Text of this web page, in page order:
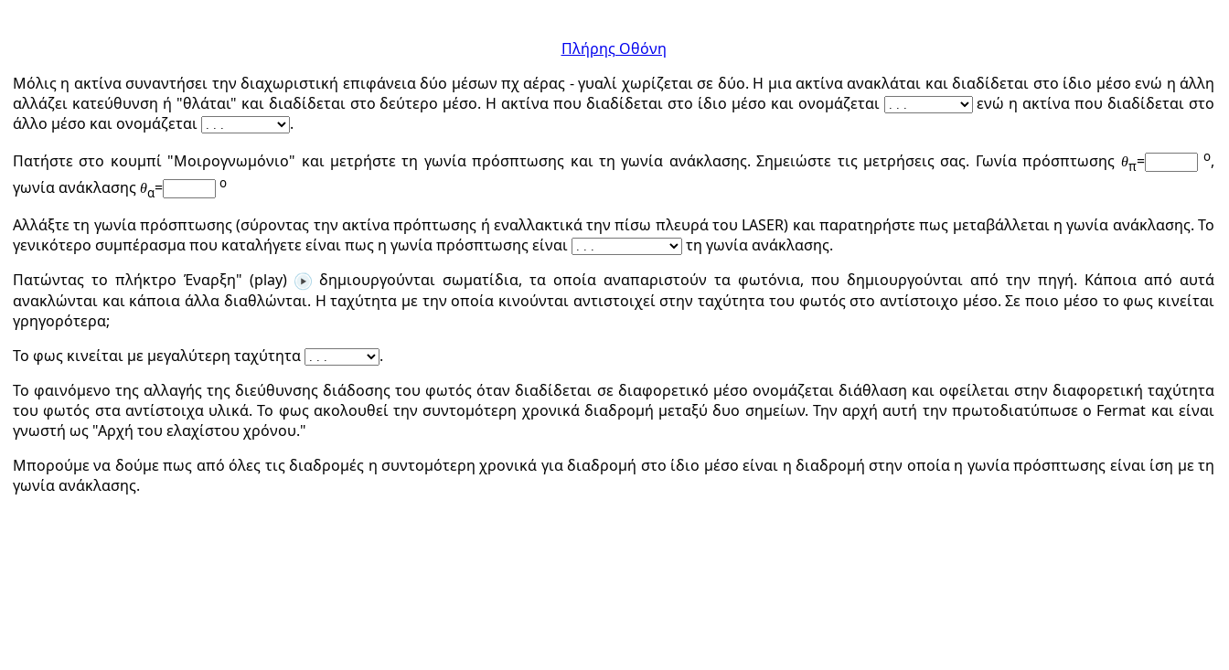
Πλήρης Οθόνη
Μόλις η ακτίνα συναντήσει την διαχωριστική επιφάνεια δύο μέσων πχ αέρας - γυαλί χωρίζεται σε δύο. Η μια ακτίνα ανακλάται και διαδίδεται στο ίδιο μέσο ενώ η άλλη
αλλάζει κατεύθυνση ή "θλάται" και διαδίδεται στο δεύτερο μέσο. Η ακτίνα που διαδίδεται στο ίδιο μέσο και ονομάζεται
ενώ η ακτίνα που διαδίδεται στο
άλλο μέσο και ονομάζεται
.
Πατήστε στο κουμπί "Μοιρογνωμόνιο" και μετρήστε τη γωνία πρόσπτωσης και τη γωνία ανάκλασης. Σημειώστε τις μετρήσεις σας. Γωνία πρόσπτωσης θπ= ο,
γωνία ανάκλασης θα= o
Αλλάξτε τη γωνία πρόσπτωσης (σύροντας την ακτίνα πρόπτωσης ή εναλλακτικά την πίσω πλευρά του LASER) και παρατηρήστε πως μεταβάλλεται η γωνία ανάκλασης. Το
γενικότερο συμπέρασμα που καταλήγετε είναι πως η γωνία πρόσπτωσης είναι
τη γωνία ανάκλασης.
Πατώντας το πλήκτρο Έναρξη" (play)
δημιουργούνται σωματίδια, τα οποία αναπαριστούν τα φωτόνια, που δημιουργούνται από την πηγή. Κάποια από αυτά
ανακλώνται και κάποια άλλα διαθλώνται. Η ταχύτητα με την οποία κινούνται αντιστοιχεί στην ταχύτητα του φωτός στο αντίστοιχο μέσο. Σε ποιο μέσο το φως κινείται
γρηγορότερα;
Το φως κινείται με μεγαλύτερη ταχύτητα
.
Το φαινόμενο της αλλαγής της διεύθυνσης διάδοσης του φωτός όταν διαδίδεται σε διαφορετικό μέσο ονομάζεται διάθλαση και οφείλεται στην διαφορετική ταχύτητα
του φωτός στα αντίστοιχα υλικά. Το φως ακολουθεί την συντομότερη χρονικά διαδρομή μεταξύ δυο σημείων. Την αρχή αυτή την πρωτοδιατύπωσε ο Fermat και είναι
γνωστή ως "Αρχή του ελαχίστου χρόνου."
Μπορούμε να δούμε πως από όλες τις διαδρομές η συντομότερη χρονικά για διαδρομή στο ίδιο μέσο είναι η διαδρομή στην οποία η γωνία πρόσπτωσης είναι ίση με τη
γωνία ανάκλασης.